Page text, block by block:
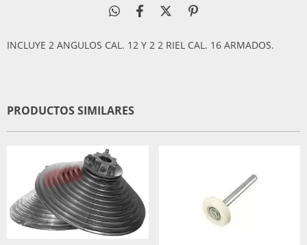
INCLUYE 2 ANGULOS CAL. 12 Y 2 2 RIEL CAL. 16 ARMADOS.
PRODUCTOS SIMILARES